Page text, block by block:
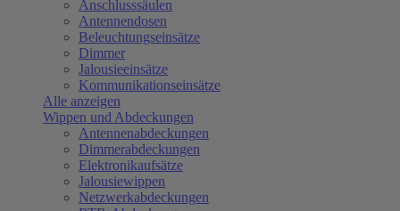
Anschlusssäulen
Antennendosen
Beleuchtungseinsätze
Dimmer
Jalousieeinsätze
Kommunikationseinsätze
Alle anzeigen
Wippen und Abdeckungen
Antennenabdeckungen
Dimmerabdeckungen
Elektronikaufsätze
Jalousiewippen
Netzwerkabdeckungen